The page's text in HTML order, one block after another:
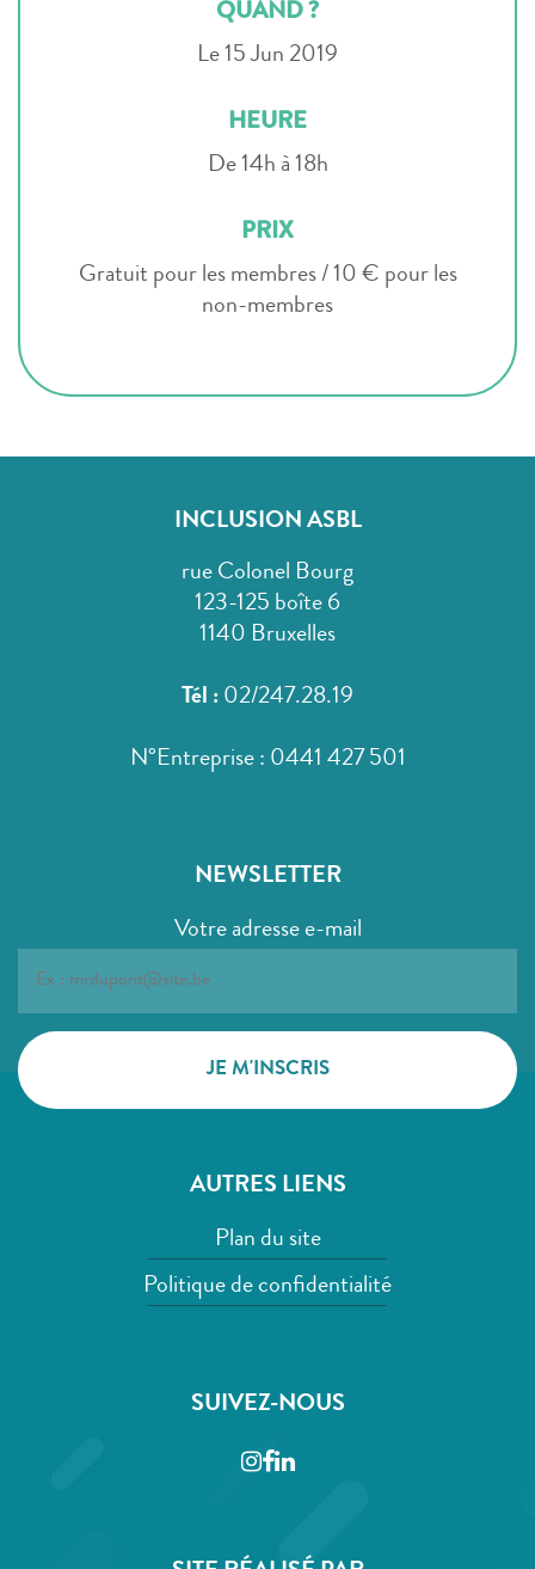
QUAND ?
Le 15 Jun 2019
HEURE
De 14h à 18h
PRIX
Gratuit pour les membres / 10 € pour les
non-membres
INCLUSION ASBL
rue Colonel Bourg
123-125 boîte 6
1140 Bruxelles
Tél : 02/247.28.19
N°Entreprise : 0441 427 501
NEWSLETTER
Votre adresse e-mail
AUTRES LIENS
Plan du site
Politique de confidentialité
SUIVEZ-NOUS
Instagram
Facebook
LinkedIn